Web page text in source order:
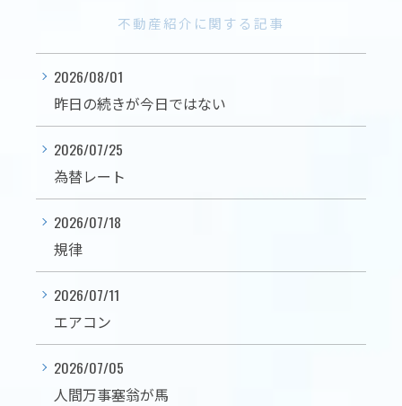
不動産紹介に関する記事
2026/08/01
昨日の続きが今日ではない
2026/07/25
為替レート
2026/07/18
規律
2026/07/11
エアコン
2026/07/05
人間万事塞翁が馬